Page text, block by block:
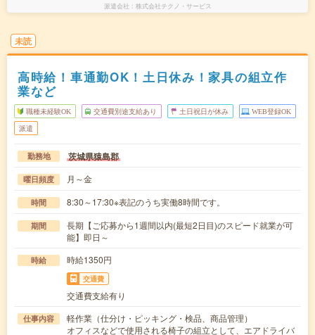
派遣会社 株式会社テクノ・サービス
未読
高時給！車通勤OK！土日休み！家具の組立作
業など
職種未経験OK 交通費別途支給あり 土日祝日が休み WEB登録OK
派遣
勤務地 茨城県猿島郡
曜日頻度 月～金
時間 8:30～17:30※表記のうち実働8時間です。
期間
長期【ご応募から1週間以内(最短2日目)のスピード就業が可
能】即日～
時給 時給1350円
交通費
交通費支給有り
仕事内容
軽作業（仕分け・ピッキング・検品、商品管理）
オフィスなどで使用される椅子の組立として、エアドライバ